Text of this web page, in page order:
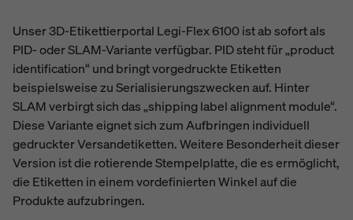
Unser 3D-Etikettierportal Legi-Flex 6100 ist ab sofort als
PID- oder SLAM-Variante verfügbar. PID steht für „product
identification“ und bringt vorgedruckte Etiketten
beispielsweise zu Serialisierungszwecken auf. Hinter
SLAM verbirgt sich das „shipping label alignment module“.
Diese Variante eignet sich zum Aufbringen individuell
gedruckter Versandetiketten. Weitere Besonderheit dieser
Version ist die rotierende Stempelplatte, die es ermöglicht,
die Etiketten in einem vordefinierten Winkel auf die
Produkte aufzubringen.